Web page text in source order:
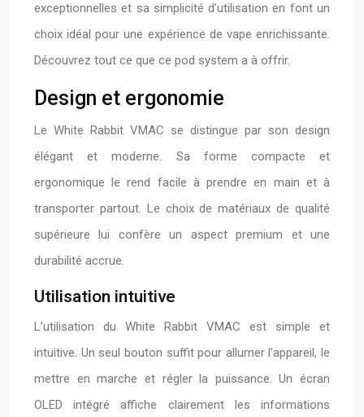
exceptionnelles et sa simplicité d’utilisation en font un
choix idéal pour une expérience de vape enrichissante.
Découvrez tout ce que ce pod system a à offrir.
Design et ergonomie
Le White Rabbit VMAC se distingue par son design
élégant et moderne. Sa forme compacte et
ergonomique le rend facile à prendre en main et à
transporter partout. Le choix de matériaux de qualité
supérieure lui confère un aspect premium et une
durabilité accrue.
Utilisation intuitive
L’utilisation du White Rabbit VMAC est simple et
intuitive. Un seul bouton suffit pour allumer l’appareil, le
mettre en marche et régler la puissance. Un écran
OLED intégré affiche clairement les informations